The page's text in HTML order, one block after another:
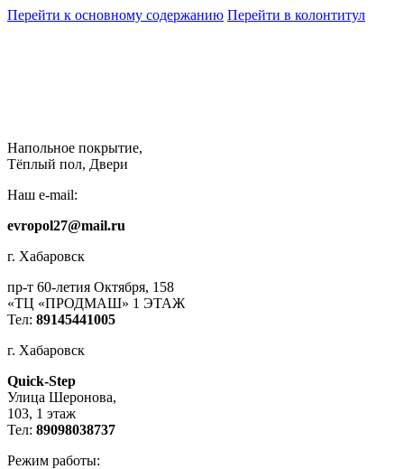
Перейти к основному содержанию Перейти в колонтитул
Напольное покрытие,
Тёплый пол, Двери
Наш e-mail:
evropol27@mail.ru
г. Хабаровск
пр-т 60-летия Октября, 158
«ТЦ «ПРОДМАШ» 1 ЭТАЖ
Тел: 89145441005
г. Хабаровск
Quick-Step
​Улица Шеронова,
103, ​1 этаж
Тел: 89098038737
Режим работы: